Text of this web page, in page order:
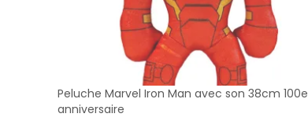
Peluche Marvel Iron Man avec son 38cm 100e
anniversaire